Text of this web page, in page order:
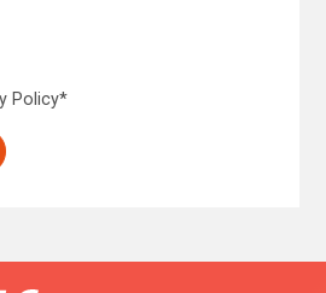
Policy*